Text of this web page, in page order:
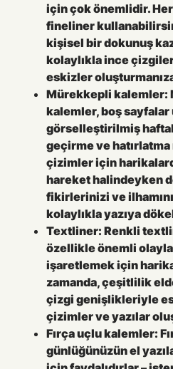
için çok önemlidir.
fineliner
kişisel bir dokunuş
kolaylıkla ince
eskizler
Mürekkepli kalemler:
kalemler, boş
görselleştirilmiş
geçirme ve hatırlatma
çizimler için
hareket halindeyken
fikirlerinizi ve
kolaylıkla yazıya
Textliner: Renkli
özellikle önemli
işaretlemek için
zamanda, çeşitlilik
çizgi genişlikleriyle
çizimler ve yazılar
Fırça uçlu kalemler:
günlüğünüzün el